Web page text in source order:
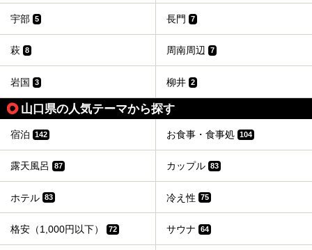
宇部 5 長門 7
萩 8 周南周辺 7
岩国 3 柳井 2
山口県の人気テーマから探す
宿泊 142 お食事・食事処 104
露天風呂 87 カップル 83
ホテル 83 冷え性 75
格安（1,000円以下） 72 サウナ 64